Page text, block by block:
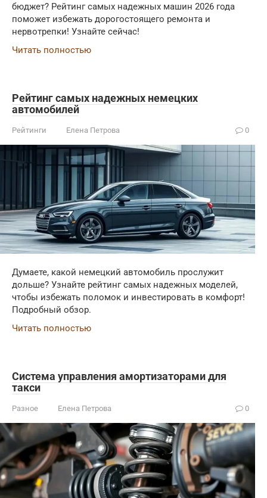
бюджет? Рейтинг самых надежных машин 2026 года
поможет избежать дорогостоящего ремонта и
нервотрепки! Узнайте сейчас!
Читать полностью
Рейтинг самых надежных немецких
автомобилей
Рейтинги Елена Петрова 0
Думаете, какой немецкий автомобиль прослужит
дольше? Узнайте рейтинг самых надежных моделей,
чтобы избежать поломок и инвестировать в комфорт!
Подробный обзор.
Читать полностью
Система управления амортизаторами для
такси
Разное Елена Петрова 0